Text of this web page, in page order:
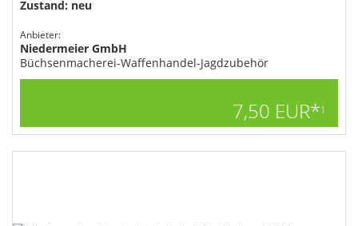
Zustand: neu
Anbieter:
Niedermeier GmbH
Büchsenmacherei-Waffenhandel-Jagdzubehör
7,50 EUR*1